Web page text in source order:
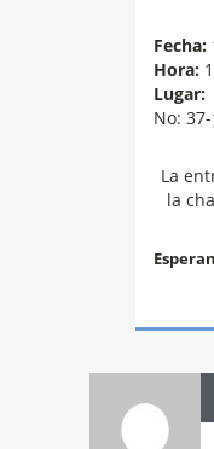
Fecha:
Hora:
Lugar:
No:
La
la